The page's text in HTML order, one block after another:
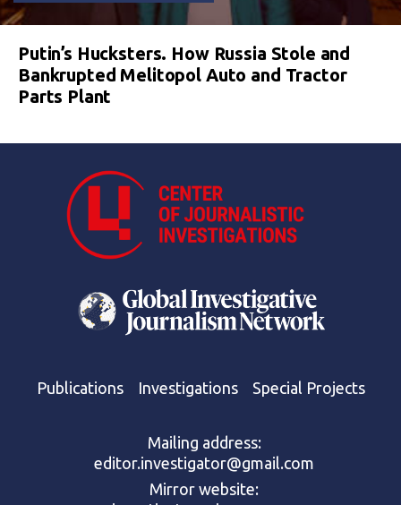
Putin’s Hucksters. How Russia Stole and
Bankrupted Melitopol Auto and Tractor
Parts Plant
Publications Investigations Special Projects
Mailing address:
editor.investigator@gmail.com
Mirror website: